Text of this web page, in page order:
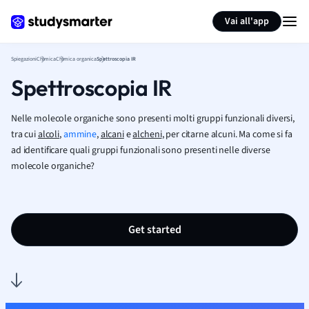
Vai all'app
SpiegazioniChimicaChimica organicaSpettroscopia IR
Spettroscopia IR
Nelle molecole organiche sono presenti molti gruppi funzionali diversi,
tra cuialcoli,ammine,alcaniealcheni, per citarne alcuni. Ma come si fa
ad identificare quali gruppi funzionali sono presenti nelle diverse
molecole organiche?
Get started
Summarize page